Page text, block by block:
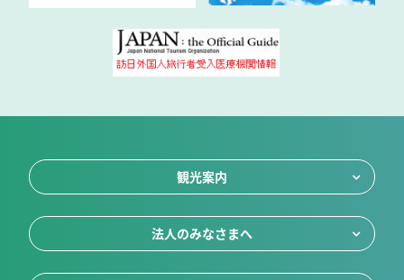
観光案内
法人のみなさまへ